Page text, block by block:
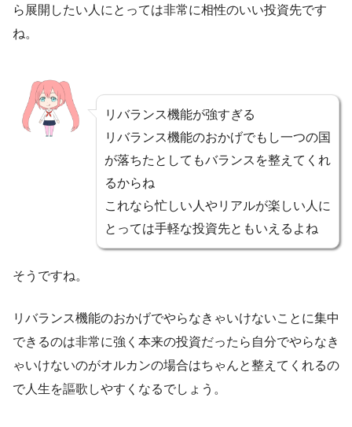
ら展開したい人にとっては非常に相性のいい投資先です
ね。
リバランス機能が強すぎる
リバランス機能のおかげでもし一つの国
が落ちたとしてもバランスを整えてくれ
るからね
これなら忙しい人やリアルが楽しい人に
とっては手軽な投資先ともいえるよね
そうですね。
リバランス機能のおかげでやらなきゃいけないことに集中
できるのは非常に強く本来の投資だったら自分でやらなき
ゃいけないのがオルカンの場合はちゃんと整えてくれるの
で人生を謳歌しやすくなるでしょう。